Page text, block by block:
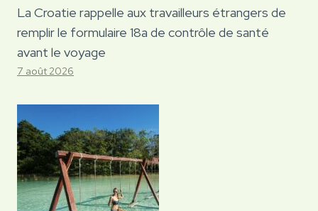
La Croatie rappelle aux travailleurs étrangers de
remplir le formulaire 18a de contrôle de santé
avant le voyage
7 août 2026